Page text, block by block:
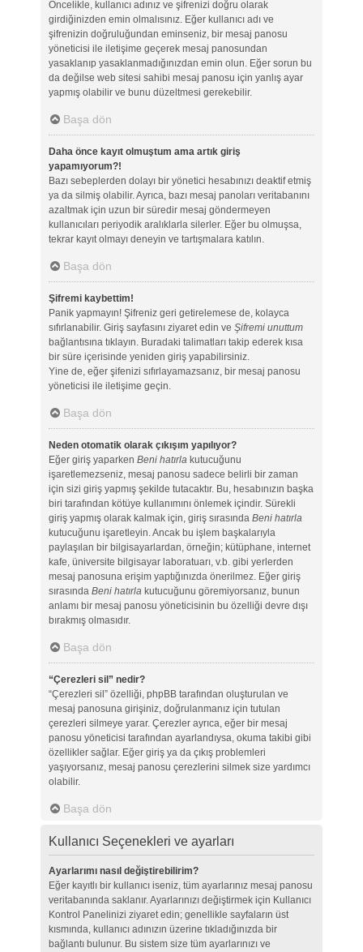
Öncelikle, kullanıcı adınız ve şifrenizi doğru olarak
girdiğinizden emin olmalısınız. Eğer kullanıcı adı ve
şifrenizin doğruluğundan eminseniz, bir mesaj panosu
yöneticisi ile iletişime geçerek mesaj panosundan
yasaklanıp yasaklanmadığınızdan emin olun. Eğer sorun bu
da değilse web sitesi sahibi mesaj panosu için yanlış ayar
yapmış olabilir ve bunu düzeltmesi gerekebilir.
Başa dön
Daha önce kayıt olmuştum ama artık giriş
yapamıyorum?!
Bazı sebeplerden dolayı bir yönetici hesabınızı deaktif etmiş
ya da silmiş olabilir. Ayrıca, bazı mesaj panoları veritabanını
azaltmak için uzun bir süredir mesaj göndermeyen
kullanıcıları periyodik aralıklarla silerler. Eğer bu olmuşsa,
tekrar kayıt olmayı deneyin ve tartışmalara katılın.
Başa dön
Şifremi kaybettim!
Panik yapmayın! Şifreniz geri getirelemese de, kolayca
sıfırlanabilir. Giriş sayfasını ziyaret edin ve Şifremi unuttum
bağlantısına tıklayın. Buradaki talimatları takip ederek kısa
bir süre içerisinde yeniden giriş yapabilirsiniz.
Yine de, eğer şifenizi sıfırlayamazsanız, bir mesaj panosu
yöneticisi ile iletişime geçin.
Başa dön
Neden otomatik olarak çıkışım yapılıyor?
Eğer giriş yaparken Beni hatırlakutucuğunu
işaretlemezseniz, mesaj panosu sadece belirli bir zaman
için sizi giriş yapmış şekilde tutacaktır. Bu, hesabınızın başka
biri tarafından kötüye kullanımını önlemek içindir. Sürekli
giriş yapmış olarak kalmak için, giriş sırasında Beni hatırla
kutucuğunu işaretleyin. Ancak bu işlem başkalarıyla
paylaşılan bir bilgisayarlardan, örneğin; kütüphane, internet
kafe, üniversite bilgisayar laboratuarı, v.b. gibi yerlerden
mesaj panosuna erişim yaptığınızda önerilmez. Eğer giriş
sırasında Beni hatırlakutucuğunu göremiyorsanız, bunun
anlamı bir mesaj panosu yöneticisinin bu özelliği devre dışı
bırakmış olmasıdır.
Başa dön
“Çerezleri sil” nedir?
“Çerezleri sil” özelliği, phpBB tarafından oluşturulan ve
mesaj panosuna girişiniz, doğrulanmanız için tutulan
çerezleri silmeye yarar. Çerezler ayrıca, eğer bir mesaj
panosu yöneticisi tarafından ayarlandıysa, okuma takibi gibi
özellikler sağlar. Eğer giriş ya da çıkış problemleri
yaşıyorsanız, mesaj panosu çerezlerini silmek size yardımcı
olabilir.
Başa dön
Kullanıcı Seçenekleri ve ayarları
Ayarlarımı nasıl değiştirebilirim?
Eğer kayıtlı bir kullanıcı iseniz, tüm ayarlarınız mesaj panosu
veritabanında saklanır. Ayarlarınızı değiştirmek için Kullanıcı
Kontrol Panelinizi ziyaret edin; genellikle sayfaların üst
kısmında, kullanıcı adınızın üzerine tıkladığınızda bir
bağlantı bulunur. Bu sistem size tüm ayarlarınızı ve